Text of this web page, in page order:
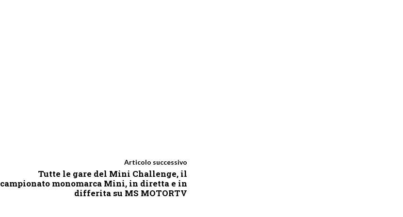
Articolo successivo
Tutte le gare del Mini Challenge, il
campionato monomarca Mini, in diretta e in
differita su MS MOTORTV